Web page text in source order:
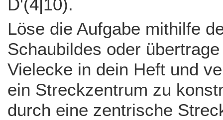
D'(4|10).
Löse die Aufgabe mithilfe
Schaubildes oder
Vielecke in dein Heft und
ein Streckzentrum zu
durch eine zentrische